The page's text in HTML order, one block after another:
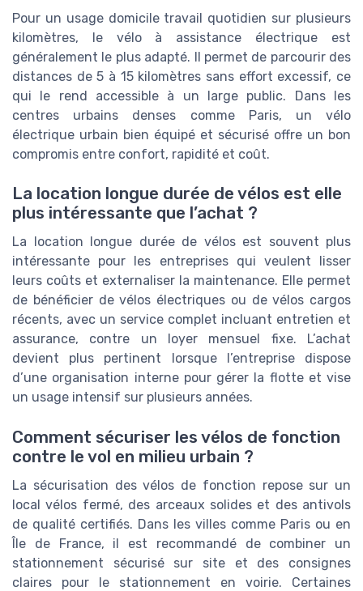
Pour un usage domicile travail quotidien sur plusieurs
kilomètres, le vélo à assistance électrique est
généralement le plus adapté. Il permet de parcourir des
distances de 5 à 15 kilomètres sans effort excessif, ce
qui le rend accessible à un large public. Dans les
centres urbains denses comme Paris, un vélo
électrique urbain bien équipé et sécurisé offre un bon
compromis entre confort, rapidité et coût.
La location longue durée de vélos est elle
plus intéressante que l’achat ?
La location longue durée de vélos est souvent plus
intéressante pour les entreprises qui veulent lisser
leurs coûts et externaliser la maintenance. Elle permet
de bénéficier de vélos électriques ou de vélos cargos
récents, avec un service complet incluant entretien et
assurance, contre un loyer mensuel fixe. L’achat
devient plus pertinent lorsque l’entreprise dispose
d’une organisation interne pour gérer la flotte et vise
un usage intensif sur plusieurs années.
Comment sécuriser les vélos de fonction
contre le vol en milieu urbain ?
La sécurisation des vélos de fonction repose sur un
local vélos fermé, des arceaux solides et des antivols
de qualité certifiés. Dans les villes comme Paris ou en
Île de France, il est recommandé de combiner un
stationnement sécurisé sur site et des consignes
claires pour le stationnement en voirie. Certaines